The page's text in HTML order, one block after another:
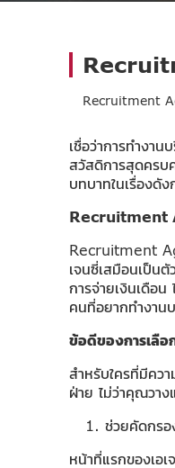
Recruitment
เชื่อว่าการทำงา
สวัสดิการสุดครบ
บทบาทในเรื่องดั
Recruitment
Recruitment
เจนซี่เสมือนเป็น
การจ่ายเงินเดือ
คนที่อยากทำงาน
ข้อดีของการเลื
สำหรับใครที่มีคว
ฝ่าย ไม่ว่าคุณวา
ช่วยคัดกรอ
หน้าที่แรกของเอ